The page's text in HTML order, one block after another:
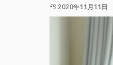
2020年11月11日